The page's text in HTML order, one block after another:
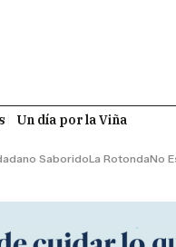
Un día por la Viña
SaboridoLa RotondaNo